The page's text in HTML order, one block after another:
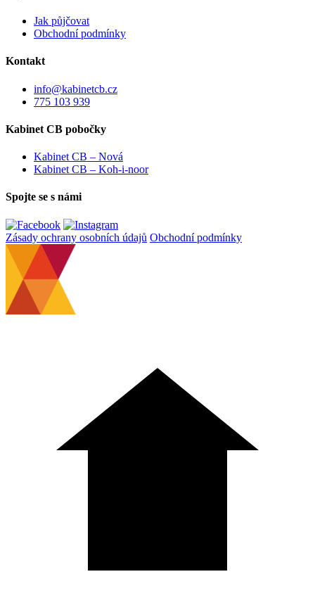
Jak půjčovat
Obchodní podmínky
Kontakt
info@kabinetcb.cz
775 103 939
Kabinet CB pobočky
Kabinet CB – Nová
Kabinet CB – Koh-i-noor
Spojte se s námi
Zásady ochrany osobních údajů Obchodní podmínky